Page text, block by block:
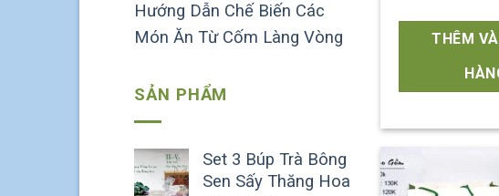
Hướng Dẫn Chế Biến Các
Món Ăn Từ Cốm Làng Vòng
SẢN PHẨM
Set 3 Búp Trà Bông
Sen Sấy Thăng Hoa
THÊM